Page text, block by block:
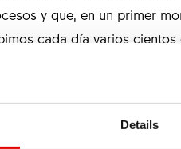
Details
y que, en un primer
cada día varios
y reforzado nuestros
de solicitudes cada día.